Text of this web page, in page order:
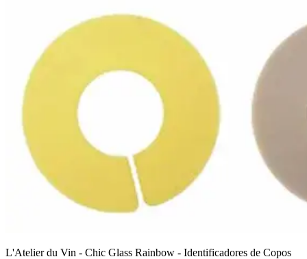
L'Atelier du Vin - Chic Glass Rainbow - Identificadores de Copos